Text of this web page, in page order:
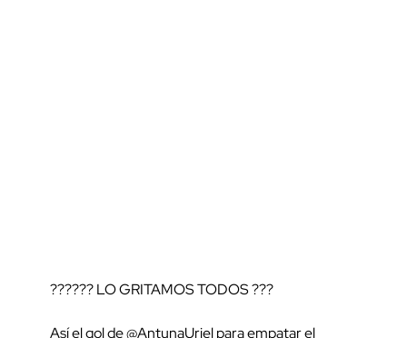
?????? LO GRITAMOS TODOS ???
Así el gol de@AntunaUrielpara empatar el